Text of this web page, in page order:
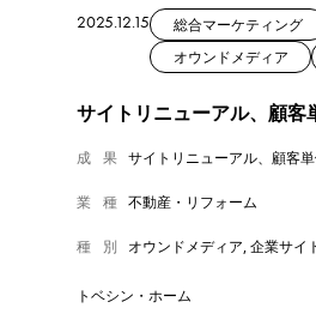
2025.12.15 総合マーケティング
オウンドメディア
サイトリニューアル、顧客
成果サイトリニューアル、顧客
業種不動産・リフォーム
種別 オウンドメディア, 企業サイ
トベシン・ホーム